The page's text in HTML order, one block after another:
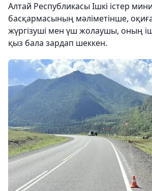
Алтай Республикасы Ішкі істер
басқармасының мәліметінше,
жүргізуші мен үш жолаушы, оның
қыз бала зардап шеккен.